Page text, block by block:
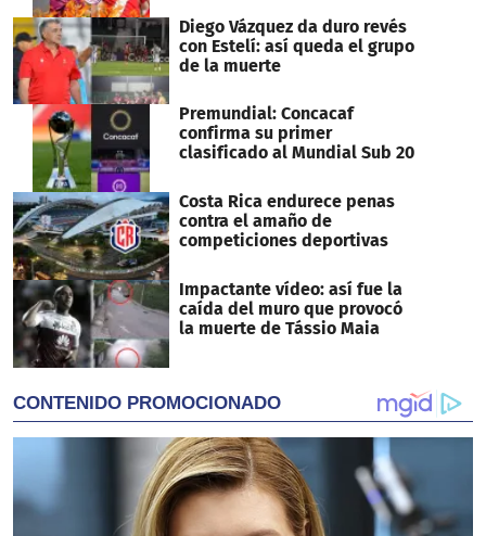
Diego Vázquez da duro revés
con Estelí: así queda el grupo
de la muerte
Premundial: Concacaf
confirma su primer
clasificado al Mundial Sub 20
Costa Rica endurece penas
contra el amaño de
competiciones deportivas
Impactante vídeo: así fue la
caída del muro que provocó
la muerte de Tássio Maia